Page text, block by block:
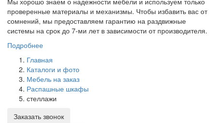
проверенные материалы и механизмы. Чтобы избавить вас от
сомнений, мы предоставляем гарантию на раздвижные
системы на срок до 7-ми лет в зависимости от производителя.
Подробнее
Главная
Каталоги и фото
Мебель на заказ
Распашные шкафы
стеллажи
Заказать звонок